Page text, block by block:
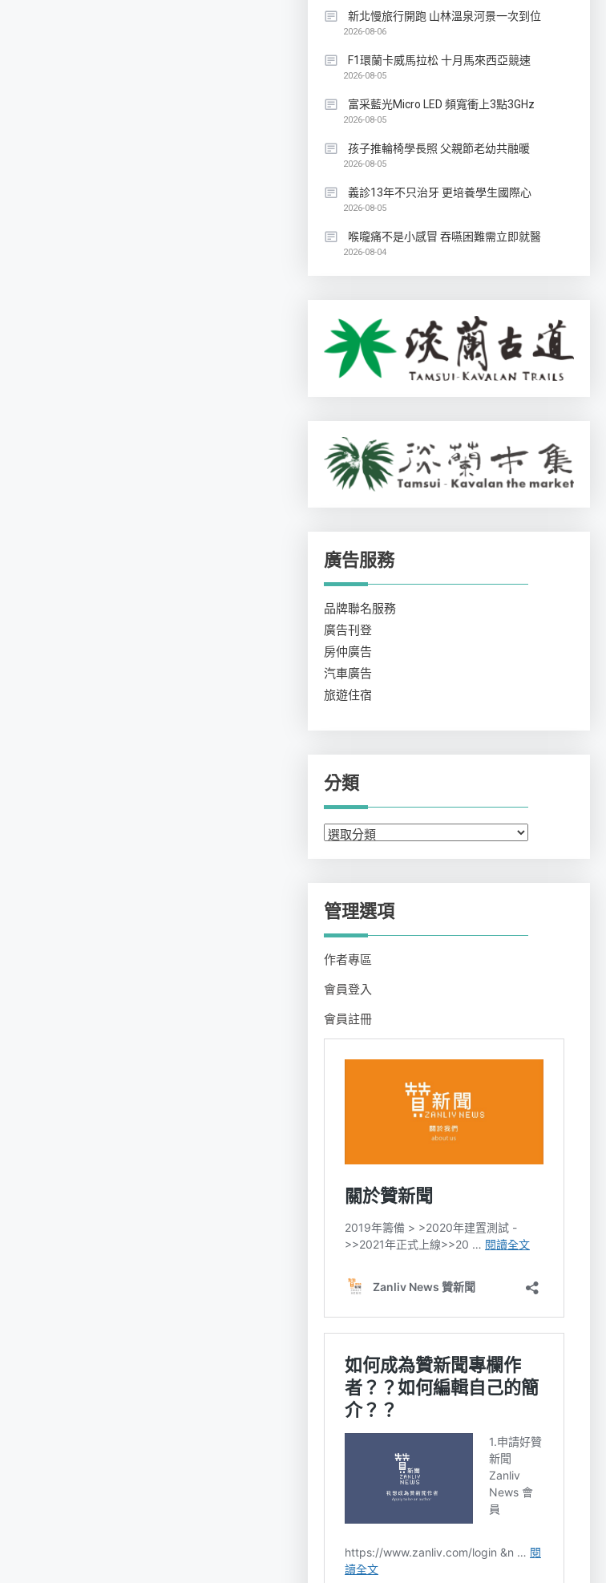
新北慢旅行開跑 山林溫泉河景一次到位
2026-08-06
F1環蘭卡威馬拉松 十月馬來西亞競速
2026-08-05
富采藍光Micro LED 頻寬衝上3點3GHz
2026-08-05
孩子推輪椅學長照 父親節老幼共融暖
2026-08-05
義診13年不只治牙 更培養學生國際心
2026-08-05
喉嚨痛不是小感冒 吞嚥困難需立即就醫
2026-08-04
廣告服務
品牌聯名服務
廣告刊登
房仲廣告
汽車廣告
旅遊住宿
分類
分
管理選項
作者專區
會員登入
會員註冊